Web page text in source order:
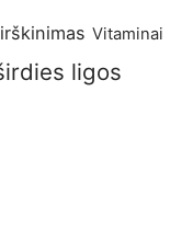
Vitaminai
ligos